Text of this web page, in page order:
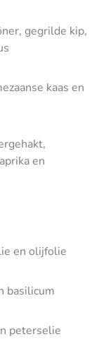
gegrilde kip,
kaas en
en
en olijfolie
basilicum
peterselie